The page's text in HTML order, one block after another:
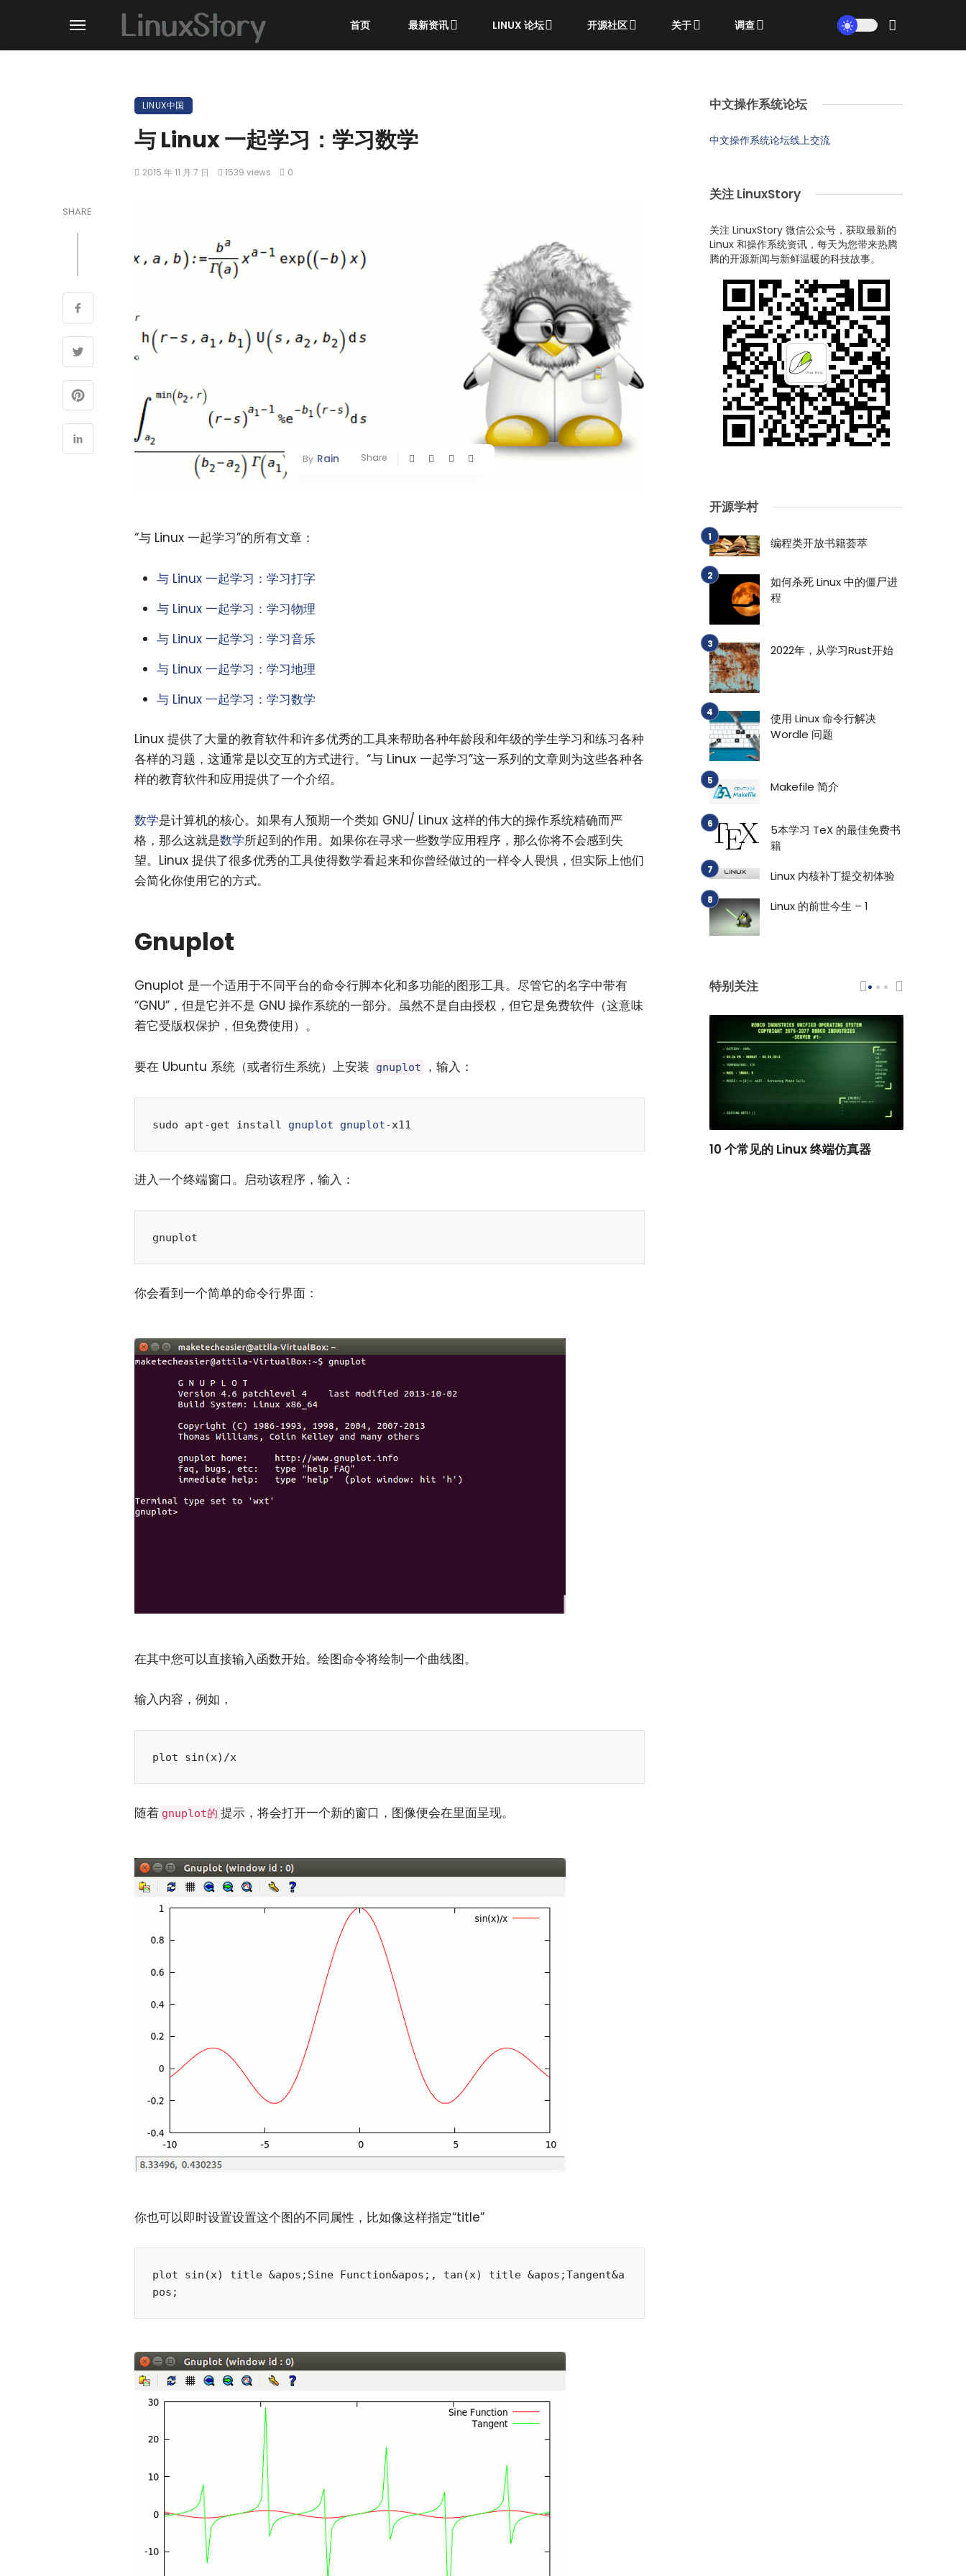
首页 最新资讯 LINUX 论坛 开源社区 关于 调查
LINUX中国
与 Linux 一起学习：学习数学
2015 年 11 月 7 日 1539 views 0
SHARE
By Rain Share
“与 Linux 一起学习”的所有文章：
与 Linux 一起学习：学习打字
与 Linux 一起学习：学习物理
与 Linux 一起学习：学习音乐
与 Linux 一起学习：学习地理
与 Linux 一起学习：学习数学
Linux 提供了大量的教育软件和许多优秀的工具来帮助各种年龄段和年级的学生学习和练习各种
各样的习题，这通常是以交互的方式进行。“与 Linux 一起学习”这一系列的文章则为这些各种各
样的教育软件和应用提供了一个介绍。
数学是计算机的核心。如果有人预期一个类如 GNU/ Linux 这样的伟大的操作系统精确而严
格，那么这就是数学所起到的作用。如果你在寻求一些数学应用程序，那么你将不会感到失
望。Linux 提供了很多优秀的工具使得数学看起来和你曾经做过的一样令人畏惧，但实际上他们
会简化你使用它的方式。
Gnuplot
Gnuplot 是一个适用于不同平台的命令行脚本化和多功能的图形工具。尽管它的名字中带有
“GNU”，但是它并不是 GNU 操作系统的一部分。虽然不是自由授权，但它是免费软件（这意味
着它受版权保护，但免费使用）。
要在 Ubuntu 系统（或者衍生系统）上安装 gnuplot ，输入：
sudo apt-get install gnuplot gnuplot
进入一个终端窗口。启动该程序，输入：
你会看到一个简单的命令行界面：
在其中您可以直接输入函数开始。绘图命令将绘制一个曲线图。
输入内容，例如，
随着 gnuplot的 提示，将会打开一个新的窗口，图像便会在里面呈现。
你也可以即时设置设置这个图的不同属性，比如像这样指定“title”
plot sin(x) title &apos;Sine Function&apos;, tan(x) title &apos;Tangent&a
中文操作系统论坛
中文操作系统论坛线上交流
关注 LinuxStory
关注 LinuxStory 微信公众号，获取最新的
Linux 和操作系统资讯，每天为您带来热腾
腾的开源新闻与新鲜温暖的科技故事。
开源学村
编程类开放书籍荟萃
如何杀死 Linux 中的僵尸进
程
2022年，从学习Rust开始
使用 Linux 命令行解决
Wordle 问题
Makefile 简介
5本学习 TeX 的最佳免费书
籍
Linux 内核补丁提交初体验
Linux 的前世今生 – 1
特别关注
小白观察：Let&apos;s Encrpt 正更开放的分布式事务 | Fescar 品牌
10 个常见的 Linux 终端仿真器